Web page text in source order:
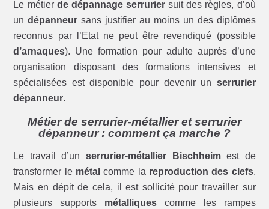
Le métier de dépannage serrurier suit des règles, d’où
undépanneur sans justifier au moins un des diplômes
reconnus par l’Etat ne peut être revendiqué (possible
d’arnaques). Une formation pour adulte auprès d’une
organisation disposant des formations intensives et
spécialisées est disponible pour devenir un serrurier
dépanneur.
Métier de serrurier-métallier et serrurier
dépanneur : comment ça marche ?
Le travail d’un serrurier-métallier Bischheimest de
transformer le métal comme la reproduction des clefs.
Mais en dépit de cela, il est sollicité pour travailler sur
plusieurs supports métalliques comme les rampes